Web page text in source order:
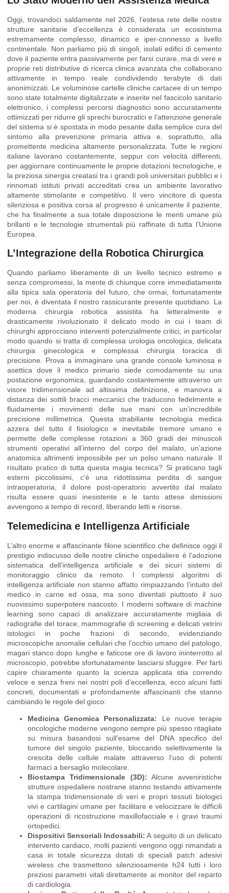
Oggi, trovandoci saldamente nel 2026, l’estesa rete delle nostre
strutture sanitarie d’eccellenza è considerata un ecosistema
estremamente complesso, dinamico e iper-connesso a livello
continentale. Non parliamo più di singoli, isolati edifici di cemento
dove il paziente entra passivamente per farsi curare, ma di vere e
proprie reti distributive di ricerca clinica avanzata che collaborano
attivamente in tempo reale condividendo terabyte di dati
anonimizzati. Le voluminose cartelle cliniche cartacee di un tempo
sono state totalmente digitalizzate e inserite nel fascicolo sanitario
elettronico, i complessi percorsi diagnostici sono accuratamente
ottimizzati per ridurre gli sprechi burocratici e l’attenzione generale
del sistema si è spostata in modo pesante dalla semplice cura del
sintomo alla prevenzione primaria attiva e, soprattutto, alla
promettente medicina altamente personalizzata. Tutte le regioni
italiane lavorano costantemente, seppur con velocità differenti,
per aggiornare continuamente le proprie dotazioni tecnologiche, e
la preziosa sinergia creatasi tra i grandi poli universitari pubblici e i
rinnomati istituti privati accreditati crea un ambiente lavorativo
altamente stimolante e competitivo. Il vero vincitore di questa
silenziosa e positiva corsa al progresso è unicamente il paziente,
che ha finalmente a sua totale disposizione le menti umane più
brillanti e le tecnologie strumentali più raffinate di tutta l’Unione
Europea.
L’Integrazione della Robotica Chirurgica
Quando parliamo liberamente di un livello tecnico estremo e
senza compromessi, la mente di chiunque corre immediatamente
alla tipica sala operatoria del futuro, che ormai, fortunatamente
per noi, è diventata il nostro rassicurante presente quotidiano. La
moderna chirurgia robotica assistita ha letteralmente e
drasticamente rivoluzionato il delicato modo in cui i team di
chirurghi approcciano interventi potenzialmente critici, in particolar
modo quando si tratta di complessa urologia oncologica, delicata
chirurgia ginecologica e complessa chirurgia toracica di
precisione. Prova a immaginare una grande console luminosa e
asettica dove il medico primario siede comodamente su una
postazione ergonomica, guardando costantemente attraverso un
visore tridimensionale ad altissima definizione, e manovra a
distanza dei sottili bracci meccanici che traducono fedelmente e
fluidamente i movimenti delle sue mani con un’incredibile
precisione millimetrica. Questa strabiliante tecnologia medica
azzera del tutto il fisiologico e inevitabile tremore umano e
permette delle complesse rotazioni a 360 gradi dei minuscoli
strumenti operativi all’interno del corpo del malato, un’azione
anatomica altrimenti impossibile per un polso umano naturale. Il
risultato pratico di tutta questa magia tecnica? Si praticano tagli
esterni piccolissimi, c’è una ridottissima perdita di sangue
intraoperatoria, il dolore post-operatorio avvertito dal malato
risulta essere quasi inesistente e le tanto attese dimissioni
avvengono a tempo di record, liberando letti e risorse.
Telemedicina e Intelligenza Artificiale
L’altro enorme e affascinante filone scientifico che definisce oggi il
prestigio indiscusso delle nostre cliniche ospedaliere è l’adozione
sistematica dell’intelligenza artificiale e dei sicuri sistemi di
monitoraggio clinico da remoto. I complessi algoritmi di
intelligenza artificiale non stanno affatto rimpiazzando l’intuito del
medico in carne ed ossa, ma sono diventati piuttosto il suo
nuovissimo superpotere nascosto. I moderni software di machine
learning sono capaci di analizzare accuratamente migliaia di
radiografie del torace, mammografie di screening e delicati vetrini
istologici in poche frazioni di secondo, evidenziando
microscopiche anomalie cellulari che l’occhio umano del patologo,
magari stanco dopo lunghe e faticose ore di lavoro ininterrotto al
microscopio, potrebbe sfortunatamente lasciarsi sfuggire. Per farti
capire chiaramente quanto la scienza applicata stia correndo
veloce e senza freni nei nostri poli d’eccellenza, ecco alcuni fatti
concreti, documentati e profondamente affascinanti che stanno
cambiando le regole del gioco:
Medicina Genomica Personalizzata: Le nuove terapie
oncologiche moderne vengono sempre più spesso ritagliate
su misura basandosi sull’esame del DNA specifico del
tumore del singolo paziente, bloccando selettivamente la
crescita delle cellule malate attraverso l’uso di potenti
farmaci a bersaglio molecolare.
Biostampa Tridimensionale (3D): Alcune avveniristiche
strutture ospedaliere nostrane stanno testando attivamente
la stampa tridimensionale di veri e propri tessuti biologici
vivi e cartilagini umane per facilitare e velocizzare le difficili
operazioni di ricostruzione maxillofacciale e i gravi traumi
ortopedici.
Dispositivi Sensoriali Indossabili: A seguito di un delicato
intervento cardiaco, molti pazienti vengono oggi rimandati a
casa in totale sicurezza dotati di speciali patch adesivi
wireless che trasmettono silenziosamente h24 tutti i loro
preziosi parametri vitali direttamente ai monitor del reparto
di cardiologia.